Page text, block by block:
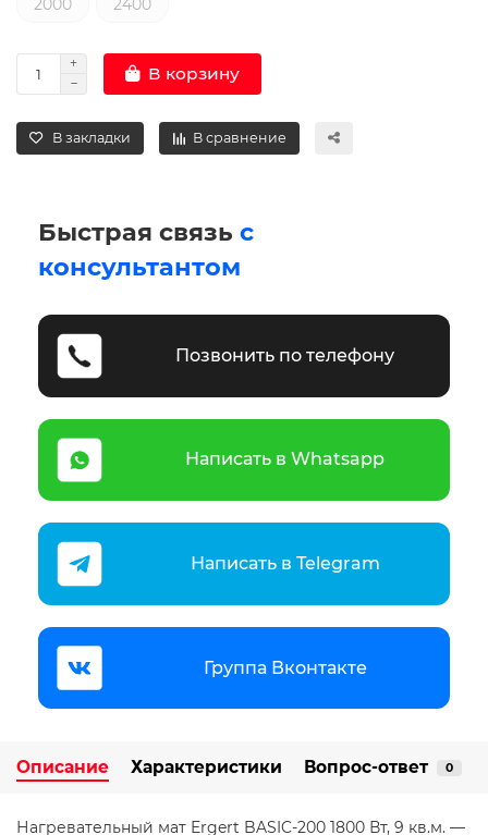
2000 2400
В корзину
В закладки В сравнение
Быстрая связь с
консультантом
Позвонить по телефону
Написать в Whatsapp
Написать в Telegram
Группа Вконтакте
Описание Характеристики Вопрос-ответ 0
Нагревательный мат Ergert BASIC-200 1800 Вт, 9 кв.м. —